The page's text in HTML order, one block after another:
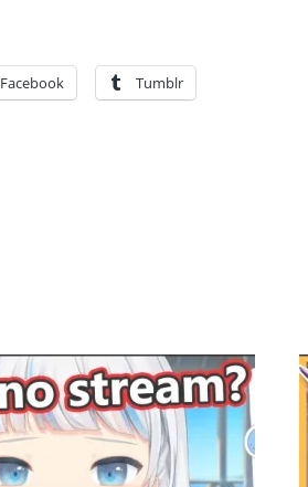
Facebook Tumblr